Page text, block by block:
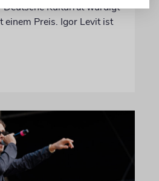
Deutsche Kulturrat würdigt
einem Preis. Igor Levit ist